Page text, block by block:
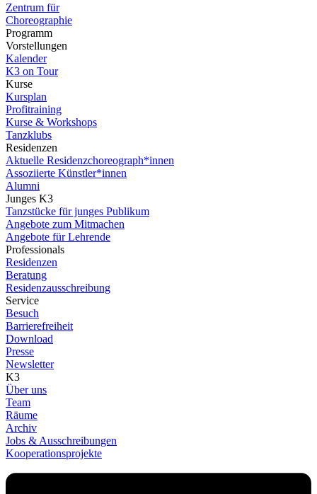
Zentrum für
Choreographie
Programm
Vorstellungen
Kalender
K3 on Tour
Kurse
Kursplan
Profitraining
Kurse & Workshops
Tanzklubs
Residenzen
Aktuelle Residenzchoreograph*innen
Assoziierte Künstler*innen
Alumni
Junges K3
Tanzstücke für junges Publikum
Angebote zum Mitmachen
Angebote für Lehrende
Professionals
Residenzen
Beratung
Residenzausschreibung
Service
Besuch
Barrierefreiheit
Download
Presse
Newsletter
K3
Über uns
Team
Räume
Archiv
Jobs & Ausschreibungen
Kooperationsprojekte